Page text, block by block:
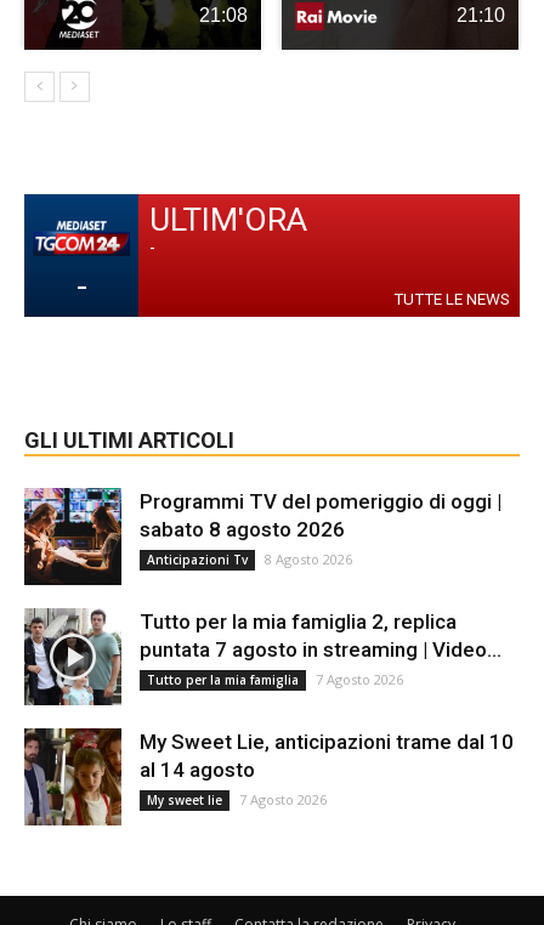
21:08 21:10
-
ULTIM'ORA
-
TUTTE LE NEWS
GLI ULTIMI ARTICOLI
Programmi TV del pomeriggio di oggi |
sabato 8 agosto 2026
Anticipazioni Tv 8 Agosto 2026
Tutto per la mia famiglia 2, replica
puntata 7 agosto in streaming | Video...
Tutto per la mia famiglia 7 Agosto 2026
My Sweet Lie, anticipazioni trame dal 10
al 14 agosto
My sweet lie 7 Agosto 2026